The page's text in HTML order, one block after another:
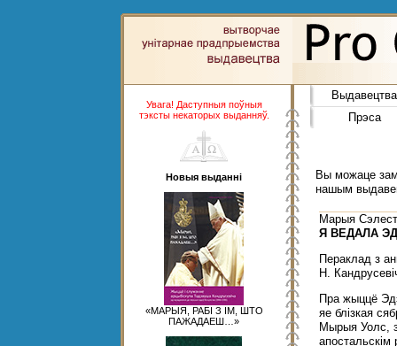
Увага! Даступныя поўныя
тэксты некаторых выданняў.
Новыя выданні
«МАРЫЯ, РАБІ З ІМ, ШТО
ПАЖАДАЕШ…»
Выдавецтва
Прэса
Вы можаце
нашым
Марыя
Я ВЕДАЛА
Пераклад з
Н.
Пра жыццё
яе блізкая
Мырыя Уолс,
апостальскім